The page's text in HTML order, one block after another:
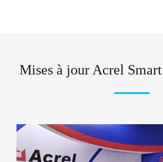
Mises à jour Acrel